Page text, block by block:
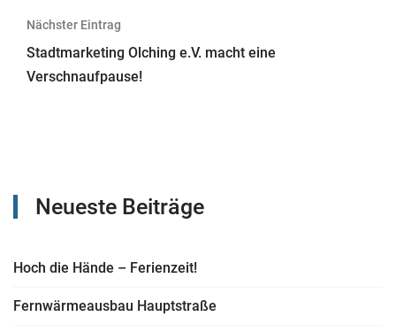
Nächster Eintrag
Stadtmarketing Olching e.V. macht eine
Verschnaufpause!
Neueste Beiträge
Hoch die Hände – Ferienzeit!
Fernwärmeausbau Hauptstraße